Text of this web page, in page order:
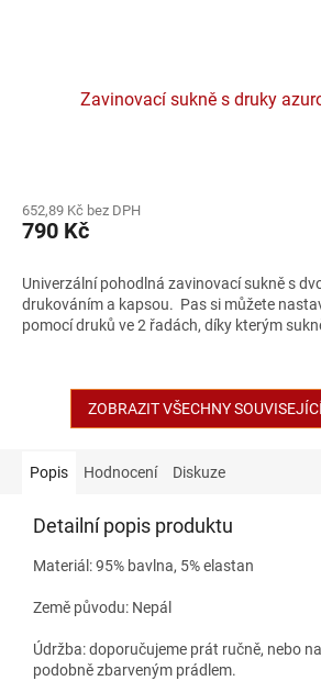
Zavinovací sukně s druky
652,89 Kč bez DPH
790 Kč
Univerzální pohodlná zavinovací sukně s
drukováním a kapsou. Pas si můžete
pomocí druků ve 2 řadách, díky kterým
ZOBRAZIT VŠECHNY
Popis Hodnocení Diskuze
Detailní popis produktu
Materiál: 95% bavlna, 5% elastan
Země původu: Nepál
Údržba: doporučujeme prát ručně, nebo
podobně zbarveným prádlem.